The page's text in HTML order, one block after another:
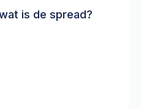
is de spread?